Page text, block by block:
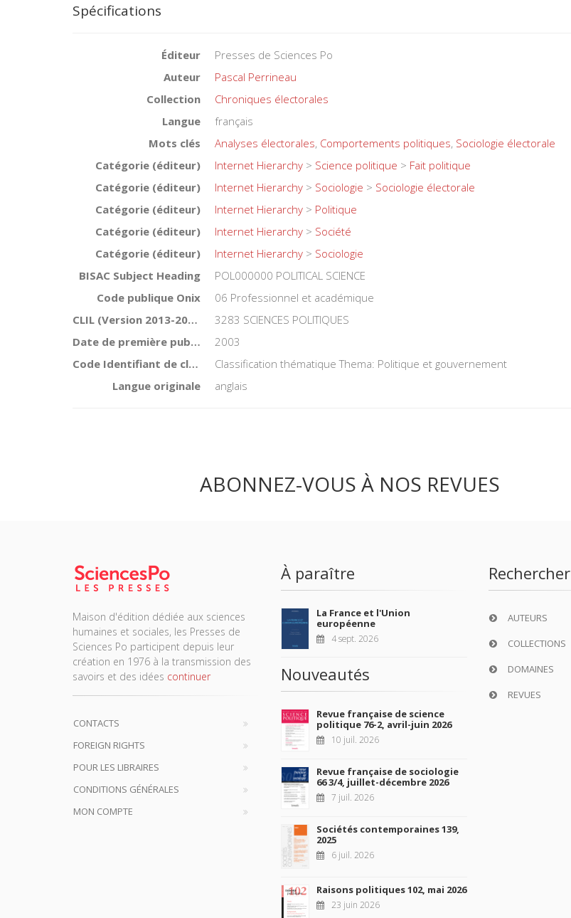
Spécifications
Éditeur
Presses de Sciences Po
Auteur
Pascal Perrineau
Collection
Chroniques électorales
Langue
français
Mots clés
Analyses électorales, Comportements politiques, Sociologie électorale
Catégorie (éditeur)
Internet Hierarchy > Science politique > Fait politique
Catégorie (éditeur)
Internet Hierarchy > Sociologie > Sociologie électorale
Catégorie (éditeur)
Internet Hierarchy > Politique
Catégorie (éditeur)
Internet Hierarchy > Société
Catégorie (éditeur)
Internet Hierarchy > Sociologie
BISAC Subject Heading
POL000000 POLITICAL SCIENCE
Code publique Onix
06 Professionnel et académique
CLIL (Version 2013-2019 )
3283 SCIENCES POLITIQUES
Date de première publication du titre
2003
Code Identifiant de classement sujet
Classification thématique Thema: Politique et gouvernement
Langue originale
anglais
ABONNEZ-VOUS À NOS REVUES
Maison d'édition dédiée aux sciences
humaines et sociales, les Presses de
Sciences Po participent depuis leur
création en 1976 à la transmission des
savoirs et des idées continuer
CONTACTS
FOREIGN RIGHTS
POUR LES LIBRAIRES
CONDITIONS GÉNÉRALES
MON COMPTE
À paraître
La France et l'Union
européenne
4 sept. 2026
Nouveautés
Revue française de science
politique 76-2, avril-juin 2026
10 juil. 2026
Revue française de sociologie
66 3/4, juillet-décembre 2026
7 juil. 2026
Sociétés contemporaines 139,
2025
6 juil. 2026
Raisons politiques 102, mai 2026
23 juin 2026
Rechercher
AUTEURS
COLLECTIONS
DOMAINES
REVUES